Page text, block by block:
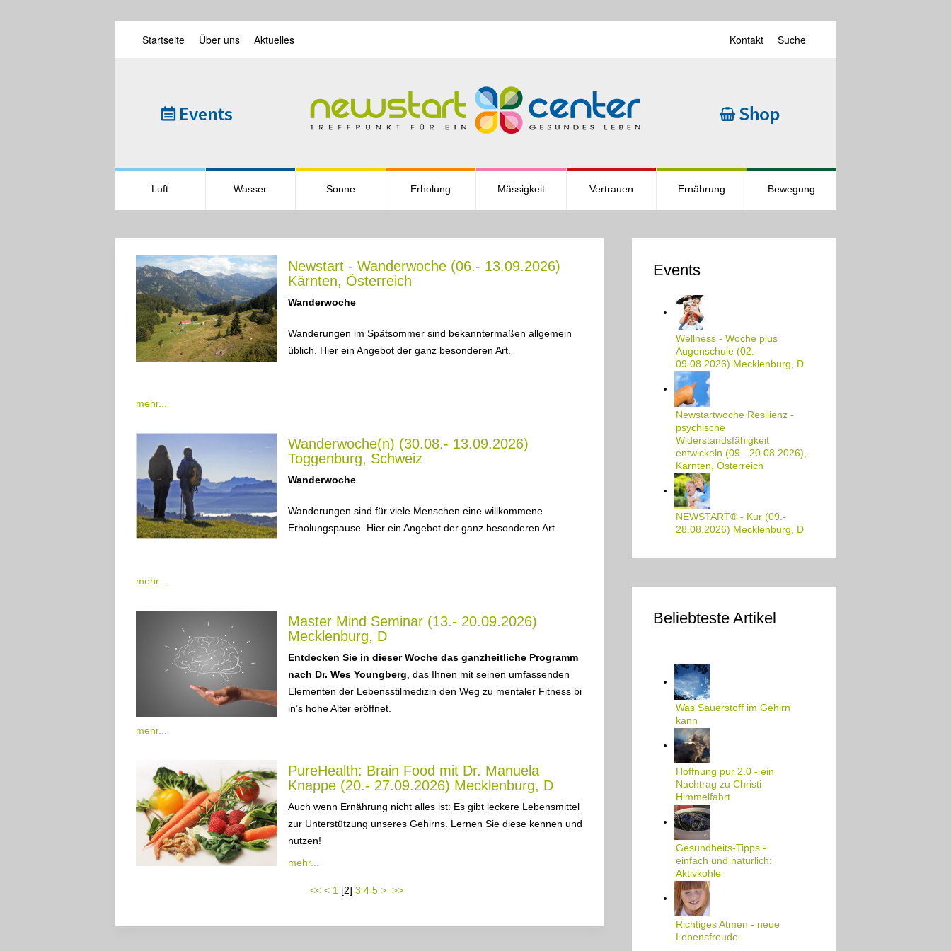
Startseite Über uns Aktuelles Kontakt Suche
Luft Wasser Sonne Erholung Mässigkeit Vertrauen Ernährung Bewegung
Newstart - Wanderwoche (06.- 13.09.2026)
Kärnten, Österreich
Wanderwoche
Wanderungen im Spätsommer sind bekanntermaßen allgemein
üblich. Hier ein Angebot der ganz besonderen Art.
mehr...
Wanderwoche(n) (30.08.- 13.09.2026)
Toggenburg, Schweiz
Wanderwoche
Wanderungen sind für viele Menschen eine willkommene
Erholungspause. Hier ein Angebot der ganz besonderen Art.
mehr...
Master Mind Seminar (13.- 20.09.2026)
Mecklenburg, D
Entdecken Sie in dieser Woche das ganzheitliche Programm
nach Dr. Wes Youngberg , das Ihnen mit seinen umfassenden
Elementen der Lebensstilmedizin den Weg zu mentaler Fitness bis
in’s hohe Alter eröffnet.
mehr...
PureHealth: Brain Food mit Dr. Manuela
Knappe (20.- 27.09.2026) Mecklenburg, D
Auch wenn Ernährung nicht alles ist: Es gibt leckere Lebensmittel
zur Unterstützung unseres Gehirns. Lernen Sie diese kennen und
nutzen!
mehr...
<< < 1 [2] 3 4 5 > >>
Events
Wellness - Woche plus
Augenschule (02.-
09.08.2026) Mecklenburg, D
Newstartwoche Resilienz -
psychische
Widerstandsfähigkeit
entwickeln (09.- 20.08.2026),
Kärnten, Österreich
NEWSTART® - Kur (09.-
28.08.2026) Mecklenburg, D
Beliebteste Artikel
Was Sauerstoff im Gehirn
kann
Hoffnung pur 2.0 - ein
Nachtrag zu Christi
Himmelfahrt
Gesundheits-Tipps -
einfach und natürlich:
Aktivkohle
Richtiges Atmen - neue
Lebensfreude